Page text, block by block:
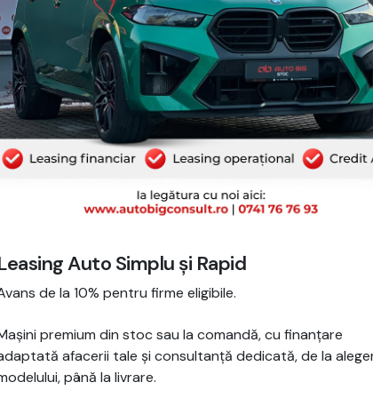
Auto Simplu și Rapid
de la 10% pentru firme eligibile.
premium din stoc sau la comandă, cu finanțare
afacerii tale și consultanță dedicată, de la
până la livrare.